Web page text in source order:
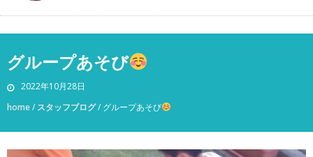
グループあそび
2022年10月28日
home/ スタッフブログ/ グループあそび